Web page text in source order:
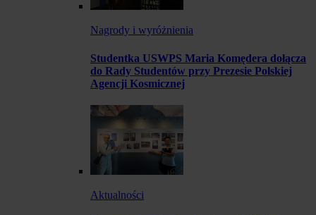
Nagrody i wyróżnienia
Studentka USWPS Maria Komędera dołącza
do Rady Studentów przy Prezesie Polskiej
Agencji Kosmicznej
Aktualności